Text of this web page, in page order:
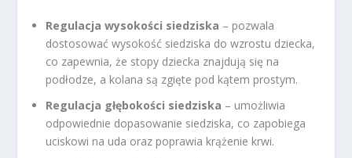
Regulacja wysokości siedziska – pozwala
dostosować wysokość siedziska do wzrostu dziecka,
co zapewnia, że stopy dziecka znajdują się na
podłodze, a kolana są zgięte pod kątem prostym.
Regulacja głębokości siedziska – umożliwia
odpowiednie dopasowanie siedziska, co zapobiega
uciskowi na uda oraz poprawia krążenie krwi.